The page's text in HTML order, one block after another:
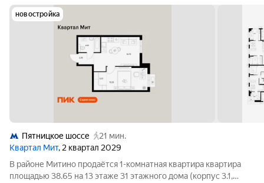
новостройка
Пятницкое шоссе
21 мин.
Квартал Мит, 2 квартал 2029
В районе Митино продаётся 1-комнатная квартира квартира
площадью 38.65 на 13 этаже 31 этажного дома (корпус 3.1,